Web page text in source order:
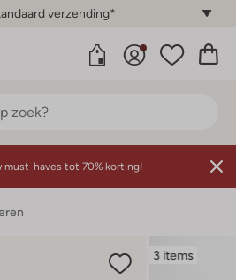
verzending*
must-haves tot 70% korting!
3 items